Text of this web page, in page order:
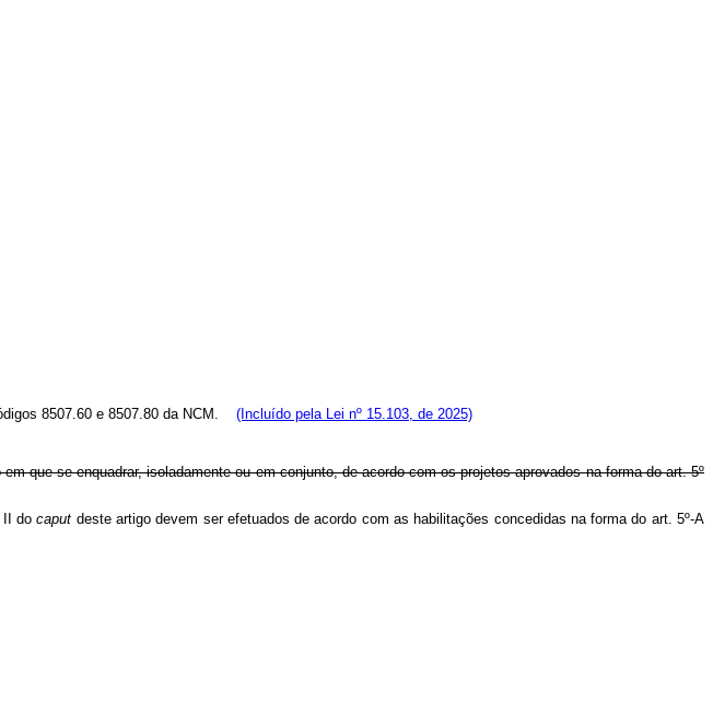
8507.60 e 8507.80 da NCM. (Incluído pela Lei nº 15.103, de 2025)
que se enquadrar, isoladamente ou em conjunto, de acordo com os projetos aprovados na forma do art. 5º
II docaput deste artigo devem ser efetuados de acordo com as habilitações concedidas na forma do art. 5º-A